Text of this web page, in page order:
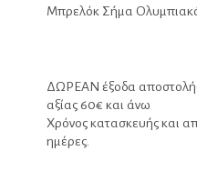
Μπρελόκ Σήμα
ΔΩΡΕΑΝ έξοδα αποστολής
αξίας 60€ και άνω
Χρόνος κατασκευής και
ημέρες.